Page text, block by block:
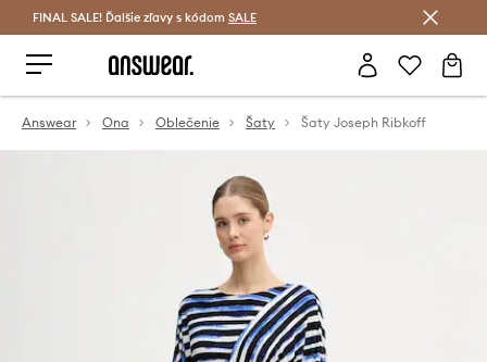
Šetrite s Answear Club >
FINAL SALE! Ďalšie zľavy s kódom SALE
Answear Ona Oblečenie Šaty Šaty Joseph Ribkoff